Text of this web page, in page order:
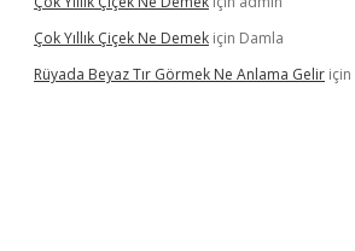
Çok Yıllık Çiçek Ne Demek için Damla
Rüyada Beyaz Tır Görmek Ne Anlama Gelir için